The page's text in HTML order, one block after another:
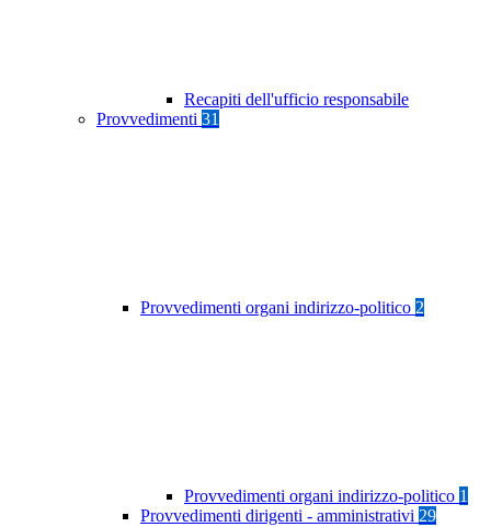
Recapiti dell'ufficio responsabile
Provvedimenti 31
Provvedimenti organi indirizzo-politico 2
Provvedimenti organi indirizzo-politico 1
Provvedimenti dirigenti - amministrativi 29